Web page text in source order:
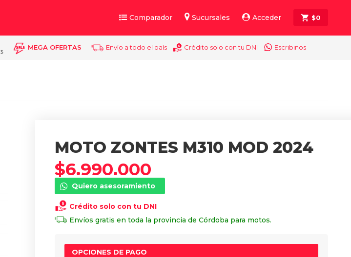
Comparador Sucursales Acceder $0
MEGA OFERTAS Envío a todo el país Crédito solo con tu DNI Escribinos
MOTO ZONTES M310 MOD 2024
$6.990.000
Quiero asesoramiento
OPCIONES DE PAGO
Crédito solo con tu DNI
Envíos gratis en toda la provincia de Córdoba para motos.